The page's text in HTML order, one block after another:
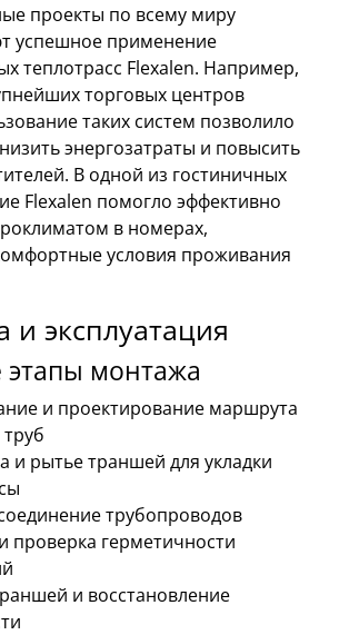
проекты по всему миру
успешное применение
теплотрасс Flexalen. Например,
торговых центров
таких систем позволило
энергозатраты и повысить
В одной из гостиничных
Flexalen помогло эффективно
в номерах,
условия проживания
и эксплуатация
монтажа
и проектирование маршрута
и рытье траншей для укладки
трубопроводов
проверка герметичности
и восстановление